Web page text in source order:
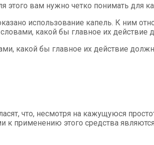
этого вам нужно четко понимать для
использование капель. К ним
какой бы главное их действие
бы главное их действие
что, несмотря на кажущуюся
к применению этого средства